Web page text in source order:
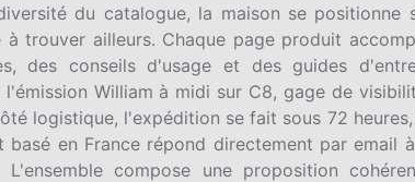
du catalogue, la maison se positionne
trouver ailleurs. Chaque page produit
des conseils d'usage et des guides
l'émission William à midi sur C8, gage de
logistique, l'expédition se fait sous 72
basé en France répond directement par email
L'ensemble compose une proposition